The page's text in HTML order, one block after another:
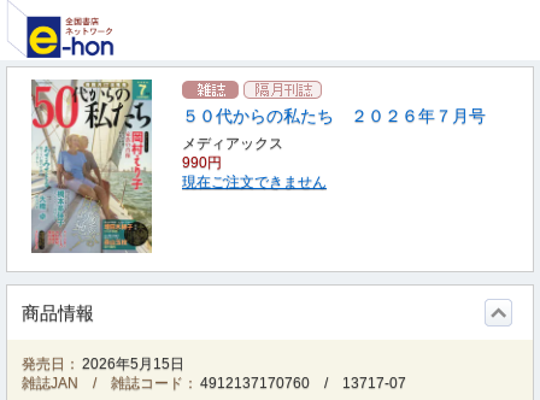
５０代からの私たち ２０２６年７月号
メディアックス
990円
現在ご注文できません
商品情報
発売日： 2026年5月15日
雑誌JAN / 雑誌コード： 4912137170760 / 13717-07